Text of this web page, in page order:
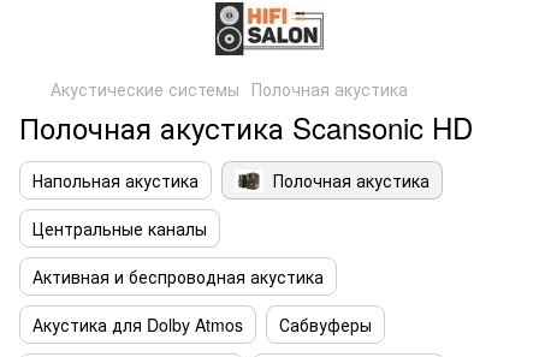
Акустические системы Полочная акустика
Полочная акустика Scansonic HD
Напольная акустика
Полочная акустика
Центральные каналы
Активная и беспроводная акустика
Акустика для Dolby Atmos
Сабвуферы